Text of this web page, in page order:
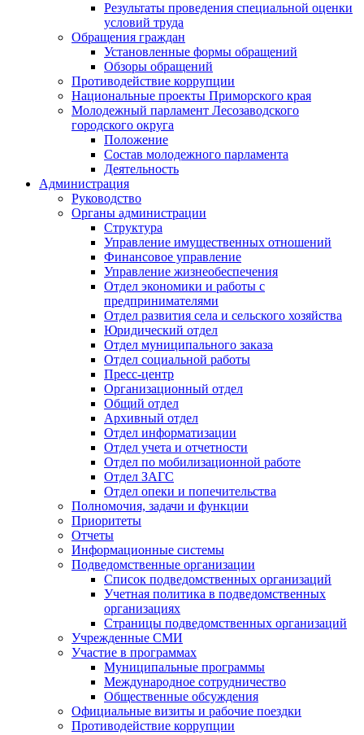
Результаты проведения специальной оценки
условий труда
Обращения граждан
Установленные формы обращений
Обзоры обращений
Противодействие коррупции
Национальные проекты Приморского края
Молодежный парламент Лесозаводского
городского округа
Положение
Состав молодежного парламента
Деятельность
Администрация
Руководство
Органы администрации
Структура
Управление имущественных отношений
Финансовое управление
Управление жизнеобеспечения
Отдел экономики и работы с
предпринимателями
Отдел развития села и сельского хозяйства
Юридический отдел
Отдел муниципального заказа
Отдел социальной работы
Пресс-центр
Организационный отдел
Общий отдел
Архивный отдел
Отдел информатизации
Отдел учета и отчетности
Отдел по мобилизационной работе
Отдел ЗАГС
Отдел опеки и попечительства
Полномочия, задачи и функции
Приоритеты
Отчеты
Информационные системы
Подведомственные организации
Список подведомственных организаций
Учетная политика в подведомственных
организациях
Страницы подведомственных организаций
Учрежденные СМИ
Участие в программах
Муниципальные программы
Международное сотрудничество
Общественные обсуждения
Официальные визиты и рабочие поездки
Противодействие коррупции